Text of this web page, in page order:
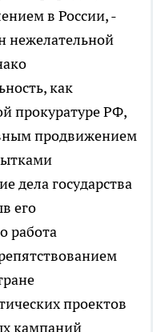
в России, -
нежелательной
как
прокуратуре РФ,
продвижением
дела государства
его
работа
проектов
кампаний